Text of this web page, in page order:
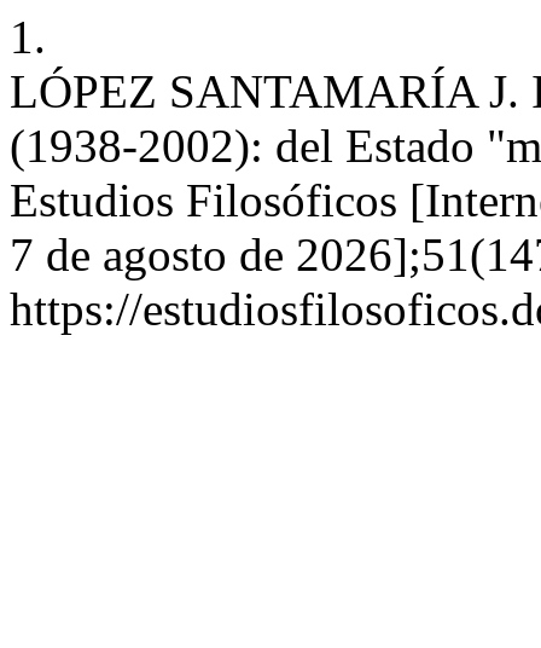
1.
LÓPEZ SANTAMARÍA J.
(1938-2002): del Estado
Estudios Filosóficos
7 de agosto de
https://